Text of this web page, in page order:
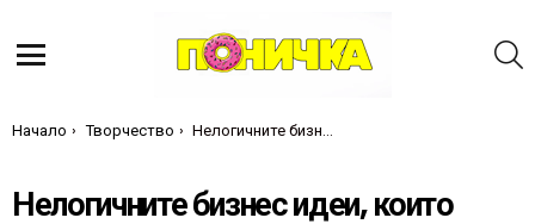
Ти си тук:
Начало Творчество Нелогичните бизнес идеи, които направиха авторите си известни и състоятелни
Нелогичните бизнес идеи, които